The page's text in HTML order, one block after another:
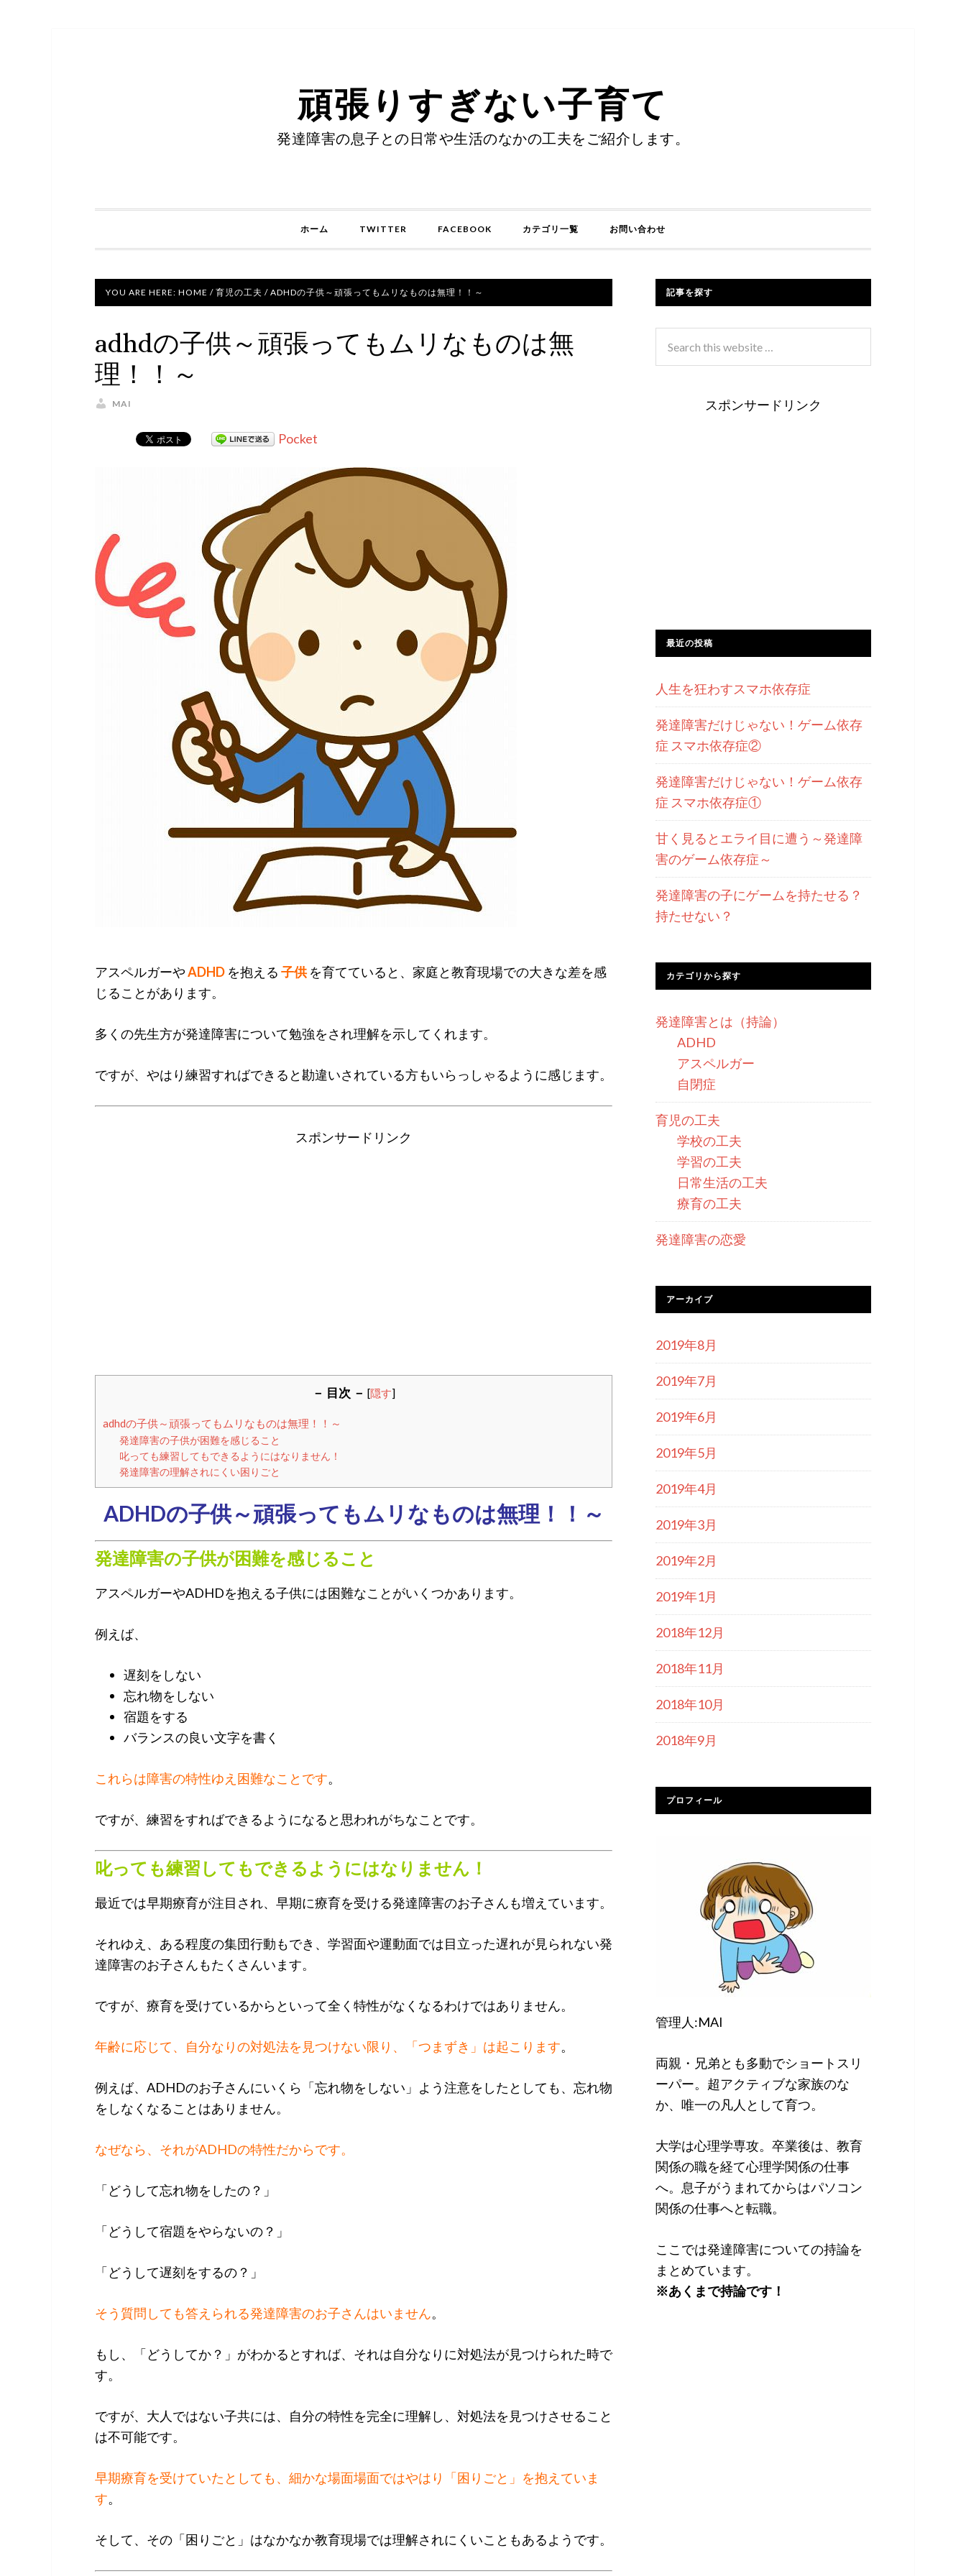
頑張りすぎない子育て
発達障害の息子との日常や生活のなかの工夫をご紹介します。
ホーム TWITTER FACEBOOK カテゴリ一覧 お問い合わせ
YOU ARE HERE: HOME / 育児の工夫 / ADHDの子供～頑張ってもムリなものは無理！！～
adhdの子供～頑張ってもムリなものは無
理！！～
MAI
Pocket
アスペルガーやADHD を抱える 子供を育てていると、家庭と教育現場での大きな差を感
じることがあります。
多くの先生方が発達障害について勉強をされ理解を示してくれます。
ですが、やはり練習すればできると勘違いされている方もいらっしゃるように感じます。
スポンサードリンク
－ 目次 － [隠す]
adhdの子供～頑張ってもムリなものは無理！！～
発達障害の子供が困難を感じること
叱っても練習してもできるようにはなりません！
発達障害の理解されにくい困りごと
ADHDの子供～頑張ってもムリなものは無理！！～
発達障害の子供が困難を感じること
アスペルガーやADHDを抱える子供には困難なことがいくつかあります。
例えば、
遅刻をしない
忘れ物をしない
宿題をする
バランスの良い文字を書く
これらは障害の特性ゆえ困難なことです。
ですが、練習をすればできるようになると思われがちなことです。
叱っても練習してもできるようにはなりません！
最近では早期療育が注目され、早期に療育を受ける発達障害のお子さんも増えています。
それゆえ、ある程度の集団行動もでき、学習面や運動面では目立った遅れが見られない発
達障害のお子さんもたくさんいます。
ですが、療育を受けているからといって全く特性がなくなるわけではありません。
年齢に応じて、自分なりの対処法を見つけない限り、「つまずき」は起こります。
例えば、ADHDのお子さんにいくら「忘れ物をしない」よう注意をしたとしても、忘れ物
をしなくなることはありません。
なぜなら、それがADHDの特性だからです。
「どうして忘れ物をしたの？」
「どうして宿題をやらないの？」
「どうして遅刻をするの？」
そう質問しても答えられる発達障害のお子さんはいません。
もし、「どうしてか？」がわかるとすれば、それは自分なりに対処法が見つけられた時で
す。
ですが、大人ではない子共には、自分の特性を完全に理解し、対処法を見つけさせること
は不可能です。
早期療育を受けていたとしても、細かな場面場面ではやはり「困りごと」を抱えていま
す。
そして、その「困りごと」はなかなか教育現場では理解されにくいこともあるようです。
記事を探す
スポンサードリンク
最近の投稿
人生を狂わすスマホ依存症
発達障害だけじゃない！ゲーム依存
症 スマホ依存症②
発達障害だけじゃない！ゲーム依存
症 スマホ依存症①
甘く見るとエライ目に遭う～発達障
害のゲーム依存症～
発達障害の子にゲームを持たせる？
持たせない？
カテゴリから探す
発達障害とは（持論）
ADHD
アスペルガー
自閉症
育児の工夫
学校の工夫
学習の工夫
日常生活の工夫
療育の工夫
発達障害の恋愛
アーカイブ
2019年8月
2019年7月
2019年6月
2019年5月
2019年4月
2019年3月
2019年2月
2019年1月
2018年12月
2018年11月
2018年10月
2018年9月
プロフィール
管理人:MAI
両親・兄弟とも多動でショートスリ
ーパー。超アクティブな家族のな
か、唯一の凡人として育つ。
大学は心理学専攻。卒業後は、教育
関係の職を経て心理学関係の仕事
へ。息子がうまれてからはパソコン
関係の仕事へと転職。
ここでは発達障害についての持論を
まとめています。
※あくまで持論です！